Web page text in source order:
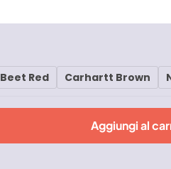
Beet Red Carhartt Brown
Aggiungi al